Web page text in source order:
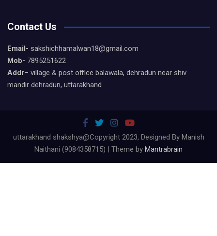
Contact Us
Email- sakshichhamalwan18@gmail.com
Mob- 7895251622
Addr– village & post office balawala, dehradun near shiv
mandir dehradun, uttarakhand
uttarakhand shakshya@Copyright 2023, Designed By Manish
Naithani (9084358715) | Theme by Mantrabrain